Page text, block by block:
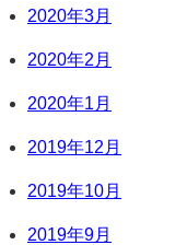
2020年3月
2020年2月
2020年1月
2019年12月
2019年10月
2019年9月